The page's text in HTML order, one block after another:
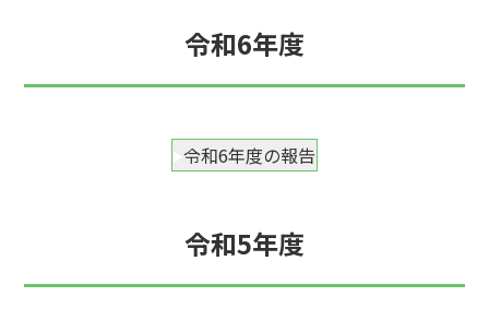
令和6年度
令和6年度の報告
令和5年度